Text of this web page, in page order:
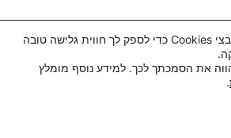
אתר זה עושה שימוש בקבצי Cookies כדי לספק לך חווית גלישה טובה
את הסמכתך לכך. למידע נוסף מומלץ
.